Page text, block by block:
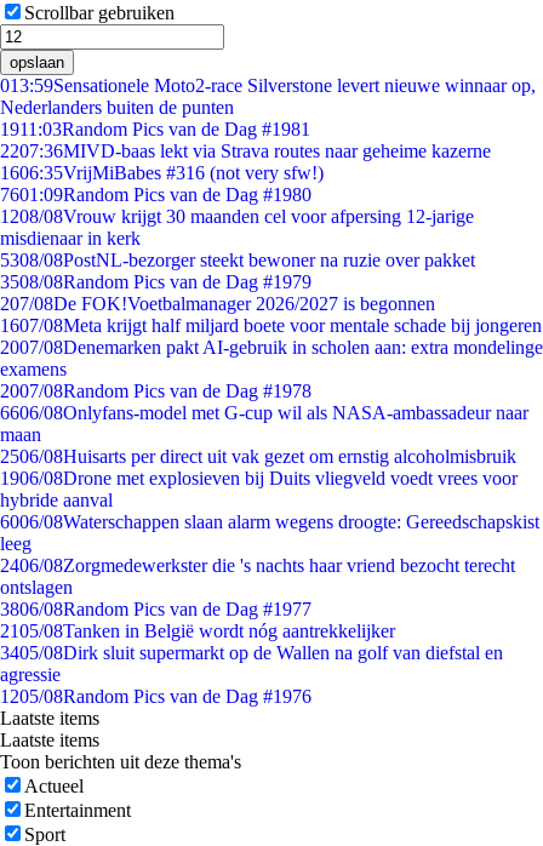
Scrollbar gebruiken
opslaan
013:59Sensationele Moto2-race Silverstone levert nieuwe winnaar op,
Nederlanders buiten de punten
1911:03Random Pics van de Dag #1981
2207:36MIVD-baas lekt via Strava routes naar geheime kazerne
1606:35VrijMiBabes #316 (not very sfw!)
7601:09Random Pics van de Dag #1980
1208/08Vrouw krijgt 30 maanden cel voor afpersing 12-jarige
misdienaar in kerk
5308/08PostNL-bezorger steekt bewoner na ruzie over pakket
3508/08Random Pics van de Dag #1979
207/08De FOK!Voetbalmanager 2026/2027 is begonnen
1607/08Meta krijgt half miljard boete voor mentale schade bij jongeren
2007/08Denemarken pakt AI-gebruik in scholen aan: extra mondelinge
examens
2007/08Random Pics van de Dag #1978
6606/08Onlyfans-model met G-cup wil als NASA-ambassadeur naar
maan
2506/08Huisarts per direct uit vak gezet om ernstig alcoholmisbruik
1906/08Drone met explosieven bij Duits vliegveld voedt vrees voor
hybride aanval
6006/08Waterschappen slaan alarm wegens droogte: Gereedschapskist
leeg
2406/08Zorgmedewerkster die 's nachts haar vriend bezocht terecht
ontslagen
3806/08Random Pics van de Dag #1977
2105/08Tanken in België wordt nóg aantrekkelijker
3405/08Dirk sluit supermarkt op de Wallen na golf van diefstal en
agressie
1205/08Random Pics van de Dag #1976
Laatste items
Laatste items
Toon berichten uit deze thema's
Actueel
Entertainment
Sport